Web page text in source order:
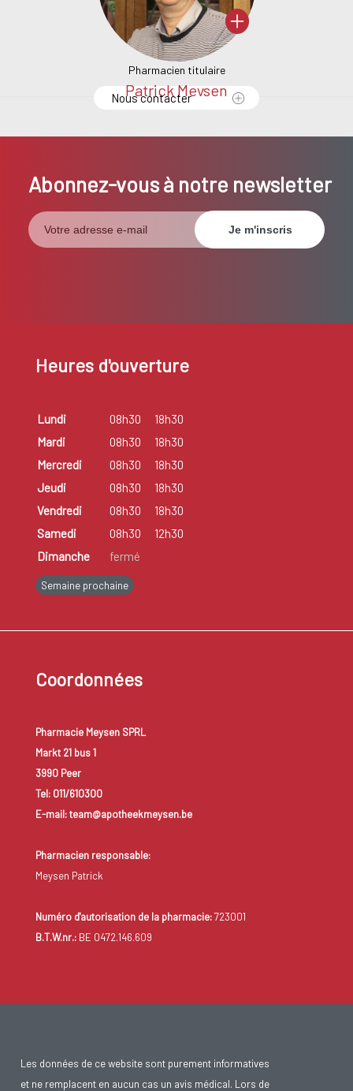
Pharmacien titulaire
Patrick Meysen
Nous contacter
Abonnez-vous à notre newsletter
Heures d'ouverture
Lundi 08h30
18h30
Mardi
08h30
18h30
Mercredi
08h30
18h30
Jeudi
08h30
18h30
Vendredi
08h30
18h30
Samedi
08h30
12h30
Dimanche
fermé
Semaine prochaine
Coordonnées
Pharmacie Meysen SPRL
Markt 21 bus 1
3990 Peer
Tel: 011/610300
E-mail: team@apotheekmeysen.be
Pharmacien responsable:
Meysen Patrick
Numéro d'autorisation de la pharmacie:723001
B.T.W.nr.:BE 0472.146.609
Les données de ce website sont purement informatives
et ne remplacent en aucun cas un avis médical. Lors de